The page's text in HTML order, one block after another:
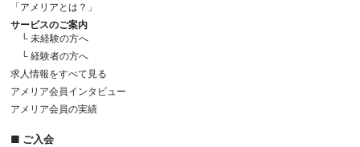
「アメリアとは？」
サービスのご案内
└ 未経験の方へ
└ 経験者の方へ
求人情報をすべて見る
アメリア会員インタビュー
アメリア会員の実績
■ ご入会